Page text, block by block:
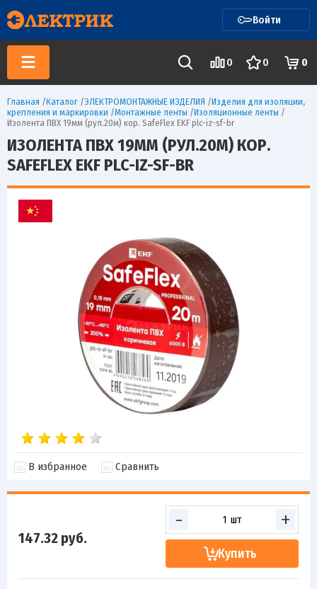
Войти
0 0 0
Главная /Каталог /ЭЛЕКТРОМОНТАЖНЫЕ ИЗДЕЛИЯ /Изделия для изоляции,
крепления и маркировки /Монтажные ленты /Изоляционные ленты /
Изолента ПВХ 19мм (рул.20м) кор. SafeFlex EKF plc-iz-sf-br
ИЗОЛЕНТА ПВХ 19ММ (РУЛ.20М) КОР.
SAFEFLEX EKF PLC-IZ-SF-BR
В избранное Сравнить
147.32 руб.
- +
Купить